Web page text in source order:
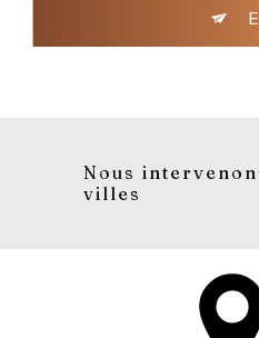
Nous
villes